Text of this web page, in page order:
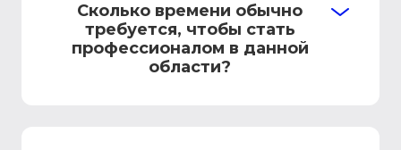
Сколько времени обычно
требуется, чтобы стать
профессионалом в данной
области?